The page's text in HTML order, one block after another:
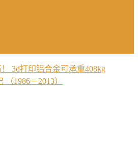
3d打印铝合金可承重408kg
（1986－2013）